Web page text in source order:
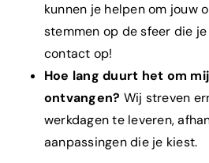
kunnen je helpen om jouw
stemmen op de sfeer die
contact op!
Hoe lang duurt het om
ontvangen? Wij streven
werkdagen te leveren,
aanpassingen die je kiest.
Om welk product gaat het?
Toelichting